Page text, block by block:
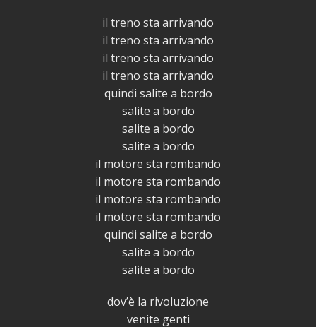
il treno sta arrivando
il treno sta arrivando
il treno sta arrivando
il treno sta arrivando
quindi salite a bordo
salite a bordo
salite a bordo
salite a bordo
il motore sta rombando
il motore sta rombando
il motore sta rombando
il motore sta rombando
quindi salite a bordo
salite a bordo
salite a bordo
dov’è la rivoluzione
venite genti